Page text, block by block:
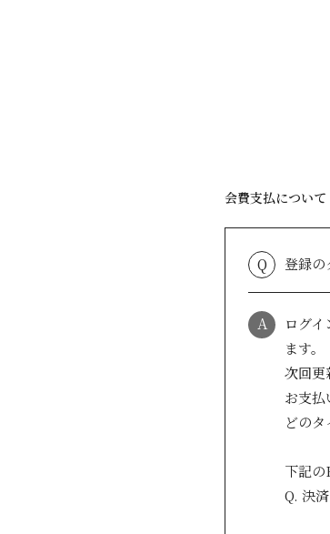
会費支払について
Q 登録の
A
ログ
ます。
次回更
お支
どのタ
下記の
Q. 決